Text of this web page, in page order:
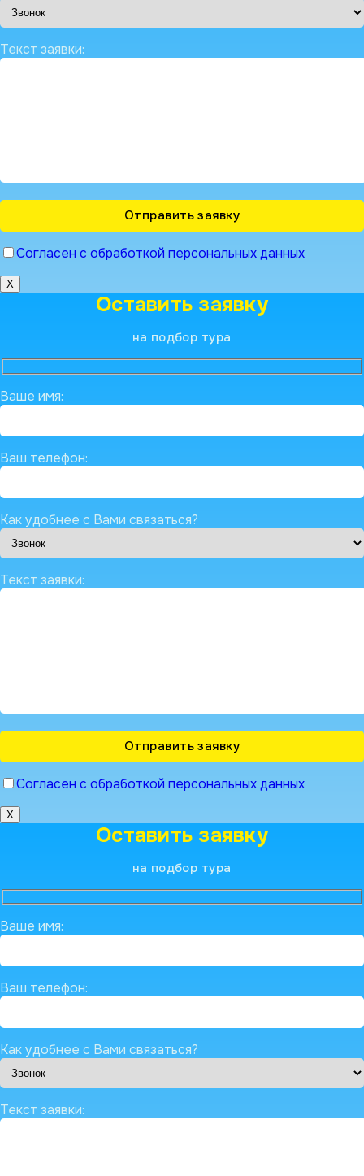
Текст заявки:
Согласен с обработкой персональных данных
X
Оставить заявку
на подбор тура
Ваше имя:
Ваш телефон:
Как удобнее с Вами связаться?
Текст заявки:
Согласен с обработкой персональных данных
X
Оставить заявку
на подбор тура
Ваше имя:
Ваш телефон:
Как удобнее с Вами связаться?
Текст заявки: